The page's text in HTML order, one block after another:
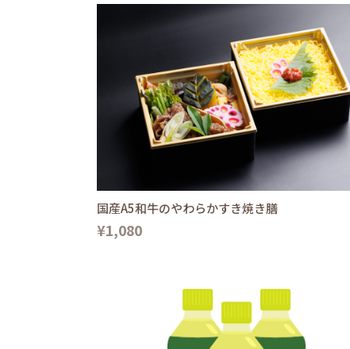
国産A5和牛のやわらかすき焼き膳
¥1,080